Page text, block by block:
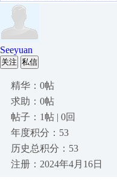
Seeyuan
关注 私信
精华：0帖
求助：0帖
帖子：1帖 | 0回
年度积分：53
历史总积分：53
注册：2024年4月16日